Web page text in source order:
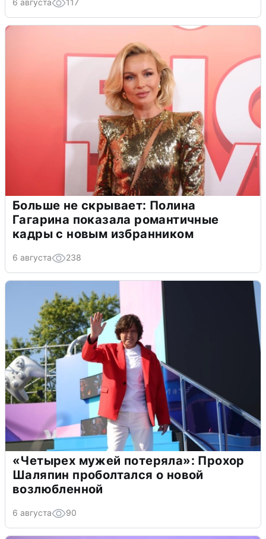
Больше не скрывает: Полина
Гагарина показала романтичные
кадры с новым избранником
6 августа 238
«Четырех мужей потеряла»: Прохор
Шаляпин проболтался о новой
возлюбленной
6 августа 90